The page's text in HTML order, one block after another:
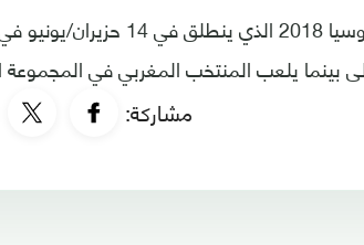
وفي مونديال روسيا 2018
بينما يلعب المنتخب المغربي في المجموعة
مشاركة: